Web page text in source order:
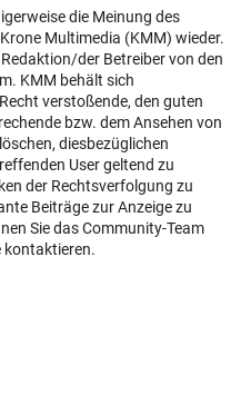
die Meinung des
Multimedia (KMM) wieder.
der Betreiber von den
KMM behält sich
verstoßende, den guten
bzw. dem Ansehen von
diesbezüglichen
User geltend zu
der Rechtsverfolgung zu
Beiträge zur Anzeige zu
Sie das Community-Team
kontaktieren.